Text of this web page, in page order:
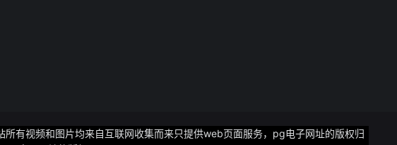
区、景点、展会、场馆等发布的公
有视频和图片均来自互联网收集而来只提供web页面服务，pg电子网址的版权归